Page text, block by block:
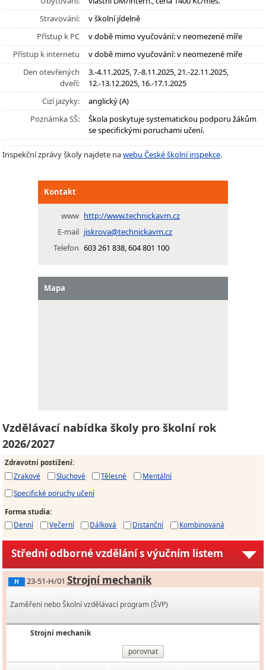
Stravování:
v školní jídelně
Přístup k PC
v době mimo vyučování: v neomezené míře
Přístup k internetu
v době mimo vyučování: v neomezené míře
Den otevřených
dveří:
3.-4.11.2025, 7.-8.11.2025, 21.-22.11.2025,
12.-13.12.2025, 16.-17.1.2025
Cizí jazyky:
anglický (A)
Poznámka SŠ:
Škola poskytuje systematickou podporu žákům
se specifickými poruchami učení.
Inspekční zprávy školy najdete nawebu České školní inspekce.
Kontakt
www http://www.technickavm.cz
E-mail jiskrova@technickavm.cz
Telefon 603 261 838, 604 801 100
Mapa
Vzdělávací nabídka školy pro školní rok
2026/2027
Zdravotní postižení:
Zrakové
Sluchové Tělesné
Mentální
Specifické poruchy učení
Forma studia:
Denní
Večerní Dálková Distanční Kombinovaná
Střední odborné vzdělání s výučním listem
H 23-51-H/01 Strojní mechanik
Zaměření nebo Školní vzdělávací program (ŠVP)
Strojní mechanik
porovnat